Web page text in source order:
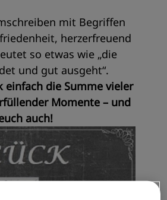
mit Begriffen
herzerfreuend
so etwas wie „die
und gut ausgeht“.
einfach die Summe vieler
Momente – und
auch!